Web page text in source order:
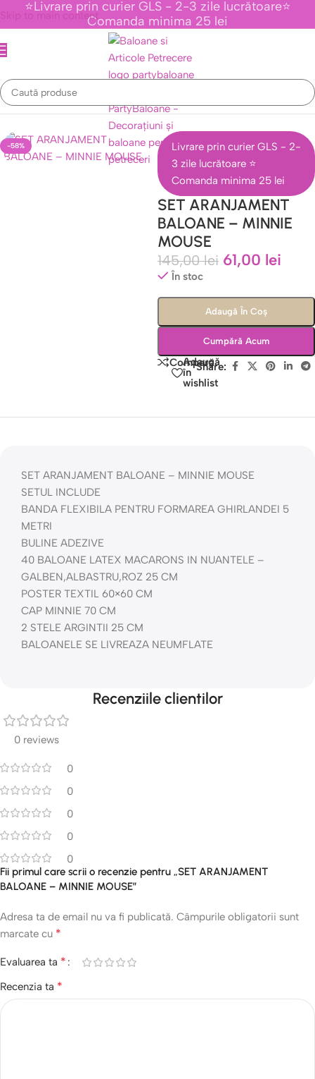
Skip to main content
⭐Livrare prin curier GLS - 2-3 zile lucrătoare⭐
Comanda minima 25 lei
Tematice Personaje Din Desene Animate/Colectia Minnie Mouse
-58%
Livrare prin curier GLS - 2-
3 zile lucrătoare ⭐
Comanda minima 25 lei
SET ARANJAMENT
BALOANE – MINNIE
MOUSE
145,00lei 61,00 lei
În stoc
Adaugă În Coș
Cumpără Acum
Compară
Adaugă
în
wishlist
Share:
SET ARANJAMENT BALOANE – MINNIE MOUSE
SETUL INCLUDE
BANDA FLEXIBILA PENTRU FORMAREA GHIRLANDEI 5
METRI
BULINE ADEZIVE
40 BALOANE LATEX MACARONS IN NUANTELE –
GALBEN,ALBASTRU,ROZ 25 CM
POSTER TEXTIL 60×60 CM
CAP MINNIE 70 CM
2 STELE ARGINTII 25 CM
BALOANELE SE LIVREAZA NEUMFLATE
Recenziile clientilor
0 reviews
0
0
0
0
0
Fii primul care scrii o recenzie pentru „SET ARANJAMENT
BALOANE – MINNIE MOUSE”
Adresa ta de email nu va fi publicată. Câmpurile obligatorii sunt
marcate cu *
Evaluarea ta *
Recenzia ta *